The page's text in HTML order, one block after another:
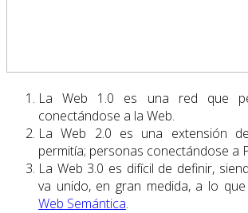
La Web 1.0 es una red que
conectándose a la Web.
La Web 2.0 es una extensión
permitía; personas conectándose a
La Web 3.0 es difícil de definir,
va unido, en gran medida, a lo
Web Semántica.